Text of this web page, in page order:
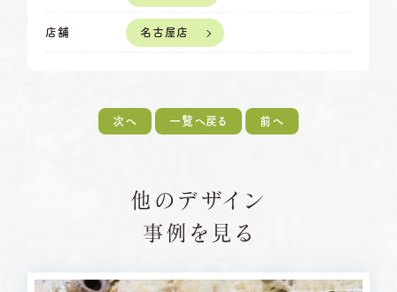
店舗 名古屋店
次へ 一覧へ戻る 前へ
他のデザイン
事例を見る
火曜日・水曜日
※祝日の場合は営業